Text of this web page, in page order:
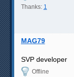
Thanks: 1
MAG79
SVP developer
Offline